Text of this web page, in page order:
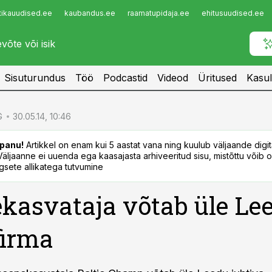
kaubandus.ee raamatupidaja.ee ehitusuudised.ee
Infopank
Sisuturundus Töö Podcastid Videod Üritused
30.05.14, 10:46
Artikkel on enam kui 5 aastat vana ning kuulub väljaande
ei uuenda ega kaasajasta arhiveeritud sisu, mistõttu võib
allikatega tutvumine
võtab üle